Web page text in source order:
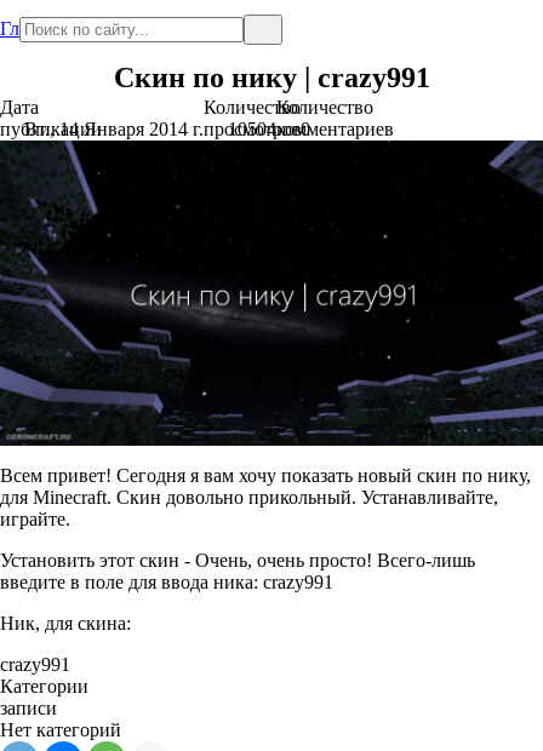
Главная
Скин по нику | crazy991
Дата
публикации
Вт., 14 Января 2014 г.
Количество
просмотров
10504
Количество
комментариев
0
Всем привет! Сегодня я вам хочу показать новый скин по нику,
для Minecraft. Скин довольно прикольный. Устанавливайте,
играйте.
Установить этот скин - Очень, очень просто! Всего-лишь
введите в поле для ввода ника: crazy991
Ник, для скина:
crazy991
Категории
записи
Нет категорий